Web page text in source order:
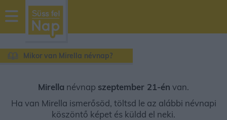
sussfelnap.hu
időjárás
Mikor van Mirella névnap?
Mirella névnap szeptember 21-én van.
Ha van Mirella ismerősöd, töltsd le az alábbi névnapi
köszöntő képet és küldd el neki.